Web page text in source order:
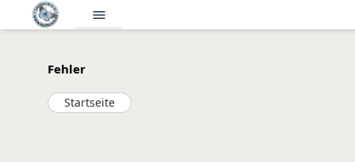
menu
Fehler
Startseite